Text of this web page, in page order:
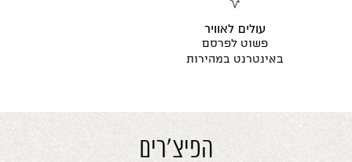
עולים לאוויר
פשוט לפרסם
באינטרנט במהירות
הפיצ'רים